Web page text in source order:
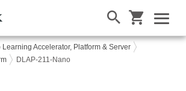
Learning Accelerator, Platform & Server
DLAP-211-Nano